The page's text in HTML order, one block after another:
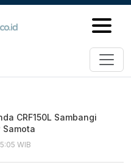
CRF150L Sambangi
Samota
WIB